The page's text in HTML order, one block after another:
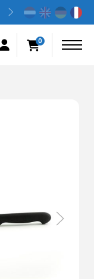
Expédié
0